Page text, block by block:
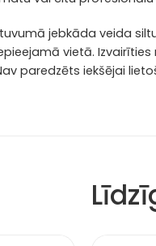
jebkāda veida
vietā.
paredzēts iekšējai